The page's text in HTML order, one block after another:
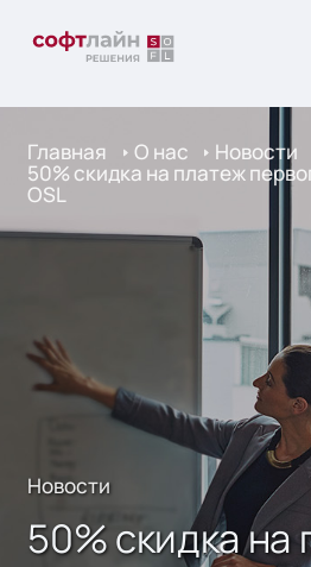
Главная О нас Новости
50% скидка на платеж
OSL
Новости
50% скидка на